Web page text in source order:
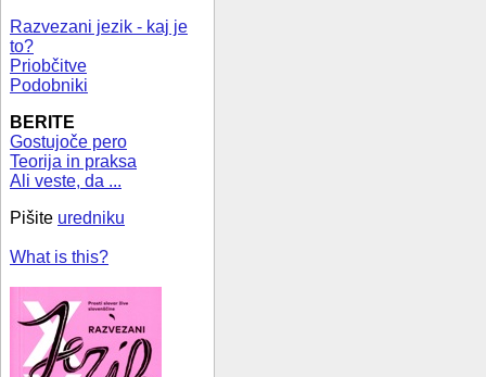
Razvezani jezik - kaj je
to?
Priobčitve
Podobniki
BERITE
Gostujoče pero
Teorija in praksa
Ali veste, da ...
Pišite uredniku
What is this?